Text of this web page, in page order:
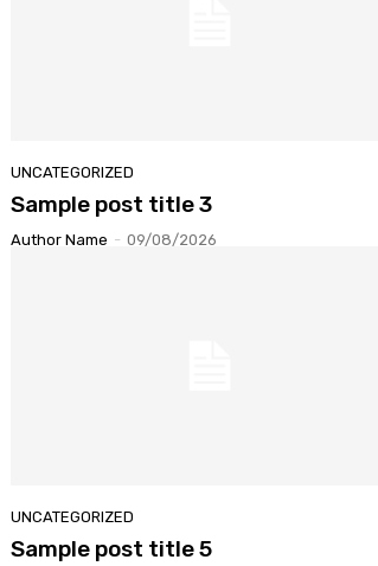
UNCATEGORIZED
Sample post title 3
Author Name - 09/08/2026
UNCATEGORIZED
Sample post title 5